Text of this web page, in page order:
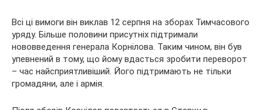
Всі ці вимоги він виклав 12 серпня на зборах Тимчасового
уряду. Більше половини присутніх підтримали
нововведення генерала Корнілова. Таким чином, він був
упевнений в тому, що йому вдасться зробити переворот
– час найсприятливіший. Його підтримають не тільки
громадяни, але і армія.